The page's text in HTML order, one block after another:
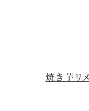
焼き芋リ